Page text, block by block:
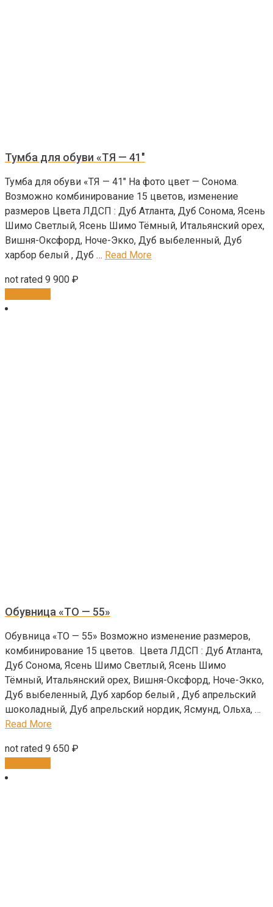
Тумба для обуви «ТЯ — 41″
Тумба для обуви «ТЯ — 41″ На фото цвет — Сонома.
Возможно комбинирование 15 цветов, изменение
размеров Цвета ЛДСП : Дуб Атланта, Дуб Сонома, Ясень
Шимо Светлый, Ясень Шимо Тёмный, Итальянский орех,
Вишня-Оксфорд, Ноче-Экко, Дуб выбеленный, Дуб
харбор белый , Дуб … Read More
not rated 9 900 ₽
Обувница «ТО — 55»
Обувница «ТО — 55» Возможно изменение размеров,
комбинирование 15 цветов. Цвета ЛДСП : Дуб Атланта,
Дуб Сонома, Ясень Шимо Светлый, Ясень Шимо
Тёмный, Итальянский орех, Вишня-Оксфорд, Ноче-Экко,
Дуб выбеленный, Дуб харбор белый , Дуб апрельский
шоколадный, Дуб апрельский нордик, Ясмунд, Ольха, …
Read More
not rated 9 650 ₽